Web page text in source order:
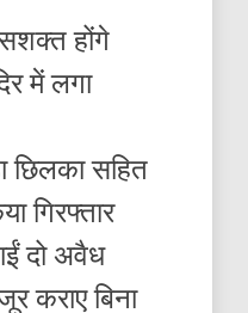
होंगे
में लगा
छिलका सहित
गिरफ्तार
दो अवैध
कराए बिना